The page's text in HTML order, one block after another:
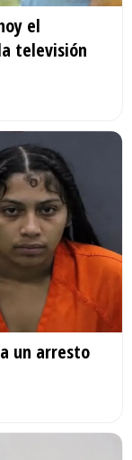
el
televisión
un arresto